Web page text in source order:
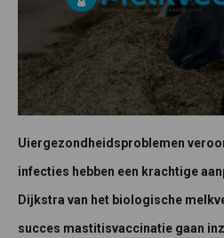
Uiergezondheidsproblemen
infecties hebben een krachtige
Dijkstra van het biologische
succes mastitisvaccinatie gaan